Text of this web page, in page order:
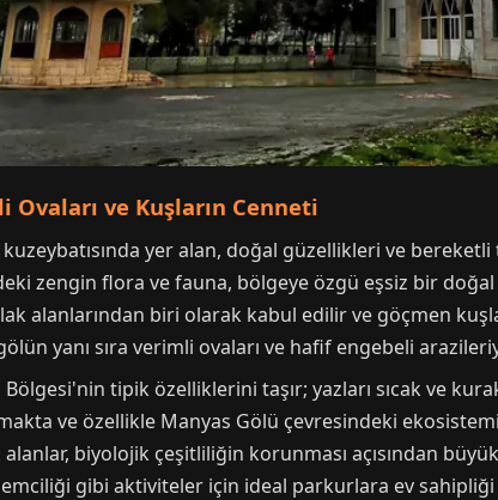
Ovaları ve Kuşların Cenneti
yer alan, doğal güzellikleri ve bereketli
zengin flora ve fauna, bölgeye özgü eşsiz bir
alanlarından biri olarak kabul edilir ve göçmen
yanı sıra verimli ovaları ve hafif engebeli
tipik özelliklerini taşır; yazları sıcak ve
ve özellikle Manyas Gölü çevresindeki
biyolojik çeşitliliğin korunması açısından
gibi aktiviteler için ideal parkurlara ev sahipliği